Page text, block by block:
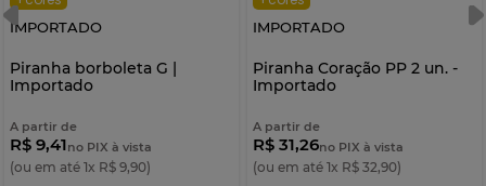
IMPORTADO
Piranha borboleta G |
Importado
A partir de
R$ 9,41no PIX à vista
(ou em até 1x R$ 9,90)
IMPORTADO
Piranha Coração PP 2 un. -
Importado
A partir de
R$ 31,26no PIX à vista
(ou em até 1x R$ 32,90)